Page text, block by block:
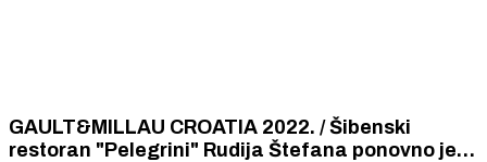
GAULT&MILLAU CROATIA 2022. / Šibenski
restoran "Pelegrini" Rudija Štefana ponovno je